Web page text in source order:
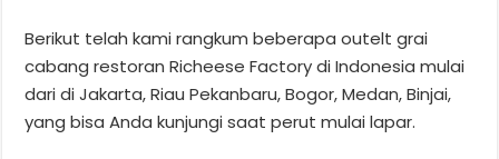
Berikut telah kami rangkum beberapa outelt grai
cabang restoran Richeese Factory di Indonesia mulai
dari di Jakarta, Riau Pekanbaru, Bogor, Medan, Binjai,
yang bisa Anda kunjungi saat perut mulai lapar.